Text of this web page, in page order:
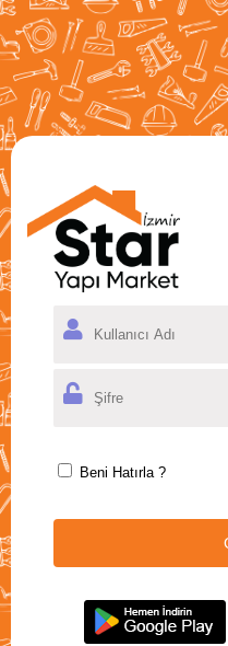
Beni Hatırla ?